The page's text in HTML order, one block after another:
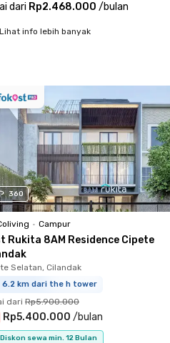
dari Rp2.468.000 /bulan
Lihat info lebih banyak
360
• Campur
Rukita 8AM Residence Cipete
Selatan, Cilandak
6.2 km dari the h tower
dari Rp5.900.000
Rp5.400.000 /bulan
Diskon sewa min. 12 Bulan